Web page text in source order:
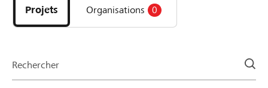
projets
et
la
Projets Organisations 0
Rechercher